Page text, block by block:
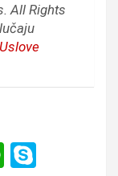
All Rights
Uslove
W